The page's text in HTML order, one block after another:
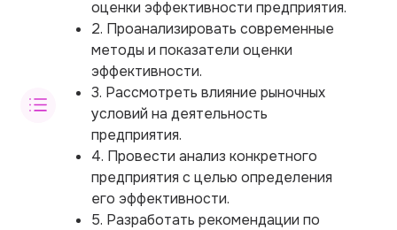
оценки эффективности предприятия.
2. Проанализировать современные
методы и показатели оценки
эффективности.
3. Рассмотреть влияние рыночных
условий на деятельность
предприятия.
4. Провести анализ конкретного
предприятия с целью определения
его эффективности.
5. Разработать рекомендации по